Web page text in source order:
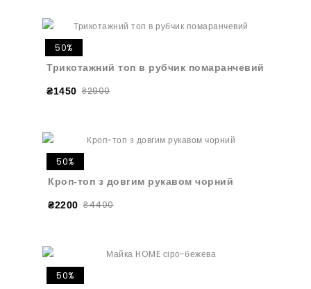
50%
Трикотажний топ в рубчик помаранчевий
₴1450 ₴2900
50%
Кроп-топ з довгим рукавом чорний
₴2200 ₴4400
50%